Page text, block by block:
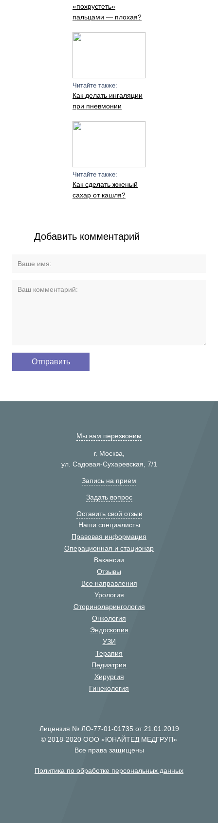
«похрустеть»
пальцами — плохая?
Читайте также:
Как делать ингаляции
при пневмонии
Читайте также:
Как сделать жженый
сахар от кашля?
Добавить комментарий
Мы вам перезвоним
г. Москва,
ул. Садовая-Сухаревская, 7/1
Запись на прием
Задать вопрос
Оставить свой отзыв
Наши специалисты
Правовая информация
Операционная и стационар
Вакансии
Отзывы
Все направления
Урология
Оториноларингология
Онкология
Эндоскопия
УЗИ
Терапия
Педиатрия
Хирургия
Гинекология
Лицензия № ЛО-77-01-01735 от 21.01.2019
© 2018-2020 ООО «ЮНАЙТЕД МЕДГРУП»
Все права защищены
Политика по обработке персональных данных